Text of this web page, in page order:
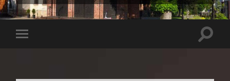
Toggle
Toggle